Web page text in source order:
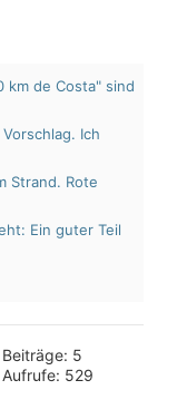
km de Costa" sind
Ich
Strand. Rote
Ein guter Teil
Beiträge: 5
Aufrufe: 529